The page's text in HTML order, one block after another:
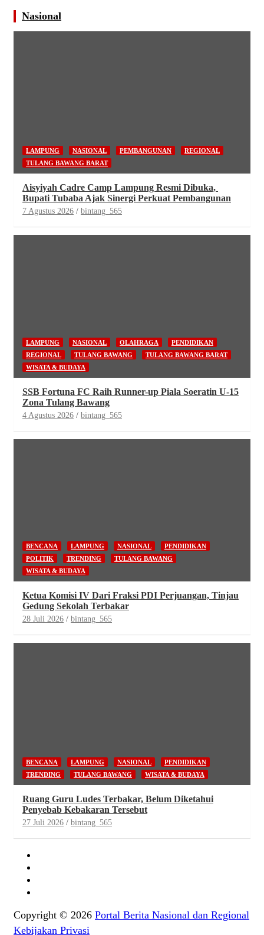
Nasional
LAMPUNG NASIONAL PEMBANGUNAN
REGIONAL
TULANG BAWANG BARAT
Aisyiyah Cadre Camp Lampung Resmi Dibuka,
Bupati Tubaba Ajak Sinergi Perkuat Pembangunan
7 Agustus 2026 bintang_565
LAMPUNG NASIONAL OLAHRAGA
PENDIDIKAN
REGIONAL
TULANG BAWANG
TULANG BAWANG BARAT
WISATA & BUDAYA
SSB Fortuna FC Raih Runner-up Piala Soeratin U-15
Zona Tulang Bawang
4 Agustus 2026 bintang_565
BENCANA LAMPUNG NASIONAL
PENDIDIKAN
POLITIK
TRENDING
TULANG BAWANG
WISATA & BUDAYA
Ketua Komisi IV Dari Fraksi PDI Perjuangan, Tinjau
Gedung Sekolah Terbakar
28 Juli 2026 bintang_565
BENCANA LAMPUNG NASIONAL
PENDIDIKAN
TRENDING
TULANG BAWANG WISATA & BUDAYA
Ruang Guru Ludes Terbakar, Belum Diketahui
Penyebab Kebakaran Tersebut
27 Juli 2026 bintang_565
Copyright © 2026 Portal Berita Nasional dan Regional
Kebijakan Privasi